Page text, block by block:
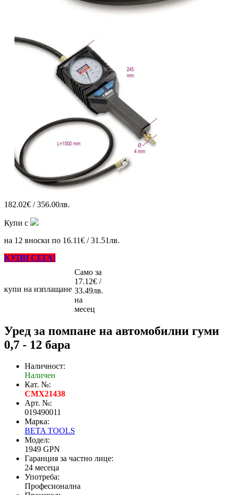
182.02€ / 356.00лв.
Купи с
на 12 вноски по 16.11€ / 31.51лв.
КУПИ СЕГА!
купи на изплащане
Само за
17.12€ /
33.49лв.
на
месец
Уред за помпане на автомобилни гуми
0,7 - 12 бара
Наличност:
Наличен
Кат. №:
CMX21438
Арт. №:
019490011
Марка:
BETA TOOLS
Модел:
1949 GPN
Гаранция за частно лице:
24 месеца
Употреба:
Професионална